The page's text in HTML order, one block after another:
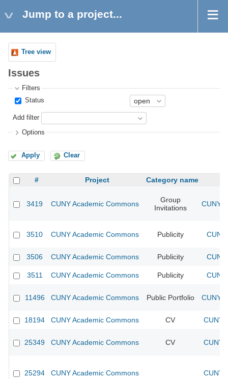
Jump to a project...
Tree view
Issues
Filters
Status
Add filter
Options
Apply Clear
# Project Category name
3419 CUNY Academic Commons
Group
Invitations
CUNY
3510 CUNY Academic Commons Publicity
3506 CUNY Academic Commons Publicity
3511 CUNY Academic Commons Publicity
11496 CUNY Academic Commons Public Portfolio CUNY
18194 CUNY Academic Commons CV CUNY
25349 CUNY Academic Commons CV CUNY
25294 CUNY Academic Commons CUNY